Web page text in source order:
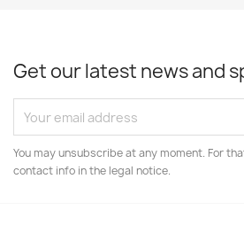
Get our latest news and
You may unsubscribe at any moment. For
contact info in the legal notice.